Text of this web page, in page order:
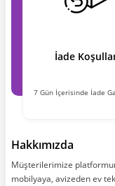
İade
7 Gün İçerisinde İade
Hakkımızda
Müşterilerimize
mobilyaya, avizeden ev